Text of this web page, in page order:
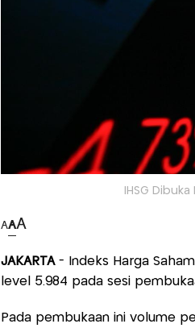
IHSG
AAA
JAKARTA - Indeks Harga
level 5.984 pada sesi
Pada pembukaan ini volume